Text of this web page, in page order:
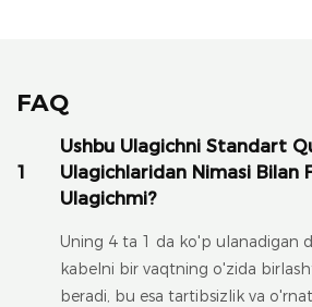
FAQ
1
Ushbu Ulagichni Standart
Ulagichlaridan Nimasi Bilan
Ulagichmi?
Uning 4 ta 1 da ko'p ulanadigan
kabelni bir vaqtning o'zida
beradi, bu esa tartibsizlik va